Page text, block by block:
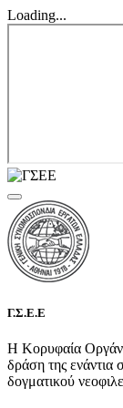
Loading...
Γ.Σ.Ε.Ε
Η Κορυφαία
δράση της ενάντια
δογματικού